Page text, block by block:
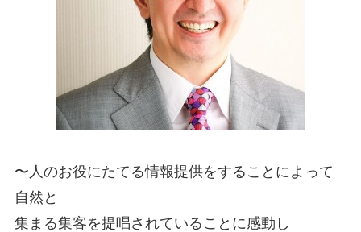
〜人のお役にたてる情報提供をすることによって
自然と
集まる集客を提唱されていることに感動し